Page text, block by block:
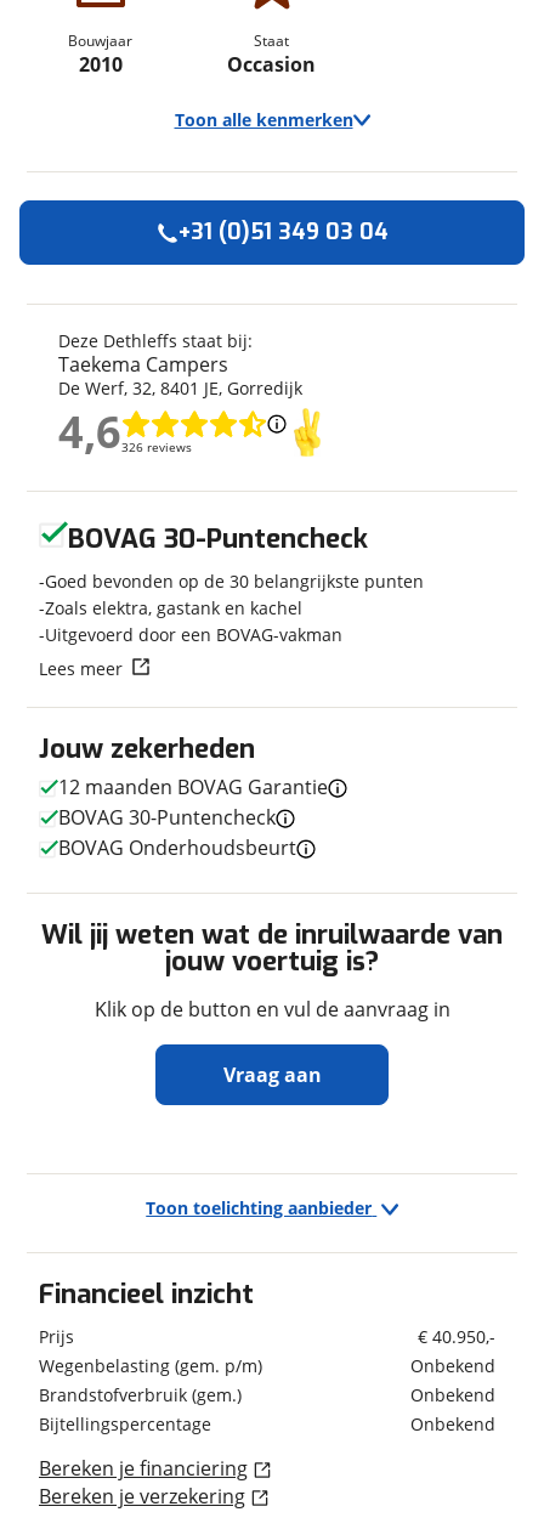
Bouwjaar
2010
Staat
Occasion
Toon alle kenmerken
Merk
Dethleffs
Automerk camper
Model
Uitvoering
T 6471-4
Kilometerstand
84.000 km
2010
Carrosserievorm
Half-integraal
Soort voertuig
Camper
Techniek
Vermogen
Massa ledig voertuig
2.830 kg
Maximaal toelaatbaar
gewicht
3.500 kg
Verbruik en milieu
Brandstof
Geschiedenis
Voertuig heeft
Financieel inzicht
Prijs
€ 40.950,-
Wegenbelasting (gem. p/m)
Onbekend
Brandstofverbruik (gem.)
Onbekend
Bijtellingspercentage
Onbekend
Bereken je financiering
Bereken je verzekering
Toon toelichting aanbieder
Deze Dethleffs staat bij:
Taekema Campers
De Werf, 32, 8401 JE, Gorredijk
4,6326 reviews
4,6
+31 (0)51 349 03 04
Jouw zekerheden
12 maanden BOVAG Garantie
BOVAG 30-Puntencheck
BOVAG Onderhoudsbeurt
Wil jij weten wat de inruilwaarde van
jouw voertuig is?
Klik op de button en vul de aanvraag in
Vraag aan
Ontvang gratis jouw
Taekema Campers neemt snel contact met je op
Jouw kampeervoertuig
Kies je voertuig:
Camper
Caravan
Vouwwagen
Kenteken
BOVAG 30-Puntencheck
Goed bevonden op de 30 belangrijkste punten
Zoals elektra, gastank en kachel
Uitgevoerd door een BOVAG-vakman
Lees meer